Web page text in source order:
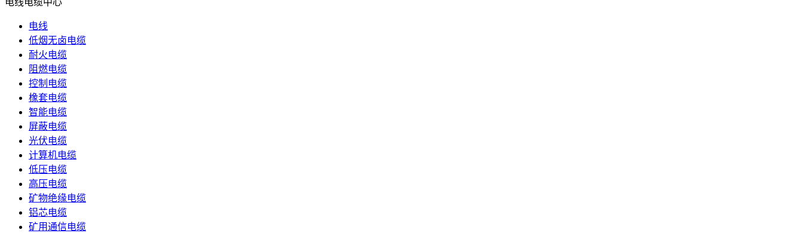
电线电缆中心
电线
低烟无卤电缆
耐火电缆
阻燃电缆
控制电缆
橡套电缆
智能电缆
屏蔽电缆
光伏电缆
计算机电缆
低压电缆
高压电缆
矿物绝缘电缆
铝芯电缆
矿用通信电缆